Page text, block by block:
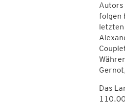
Autors
folgen
Das